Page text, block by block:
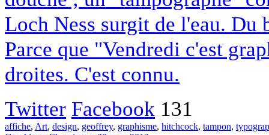
Loch Ness surgit de l'eau.
Parce que "Vendredi c'est
droites. C'est connu.
Twitter Facebook 131
affiche, Art, design, geoffrey, graphisme, hitchcock, tampon,